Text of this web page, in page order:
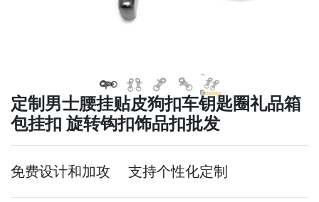
定制男士腰挂贴皮狗扣车钥匙圈礼品箱
包挂扣 旋转钩扣饰品扣批发
免费设计和加攻 支持个性化定制